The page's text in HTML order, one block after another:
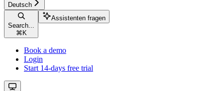
Deutsch
Search...
⌘ K
Assistenten fragen
Book a demo
Login
Start 14-days free trial